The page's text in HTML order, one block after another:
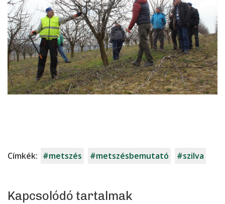
Címkék: #metszés #metszésbemutató #szilva
Kapcsolódó tartalmak